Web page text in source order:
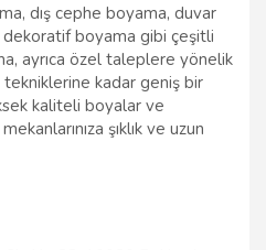
dış cephe boyama, duvar
boyama gibi çeşitli
ayrıca özel taleplere yönelik
kadar geniş bir
kaliteli boyalar ve
şıklık ve uzun